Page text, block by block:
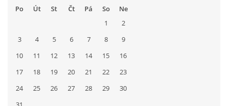
Po
Út St Čt Pá So
Ne
1
2
3
4 5 6 7 8
9
10
11 12 13 14 15
16
17
18 19 20 21 22
23
24
25 26 27 28 29
30